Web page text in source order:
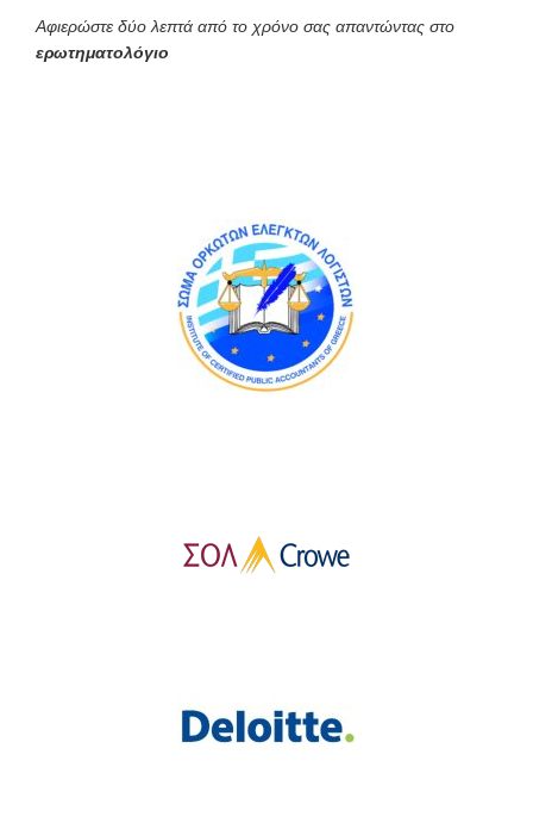
Αφιερώστε δύο λεπτά από το χρόνο σας απαντώντας στο
ερωτηματολόγιο